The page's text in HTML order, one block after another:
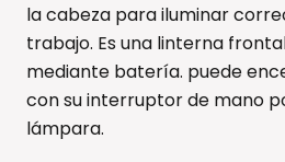
la cabeza para iluminar
trabajo. Es una linterna
mediante batería. puede
con su interruptor de mano
lámpara.